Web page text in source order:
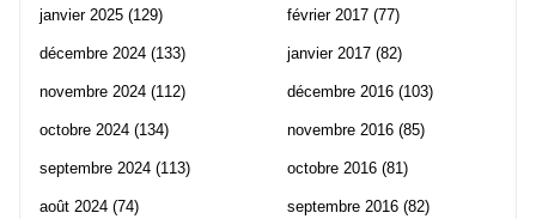
janvier 2025 (129)
décembre 2024 (133)
novembre 2024 (112)
octobre 2024 (134)
septembre 2024 (113)
août 2024 (74)
février 2017 (77)
janvier 2017 (82)
décembre 2016 (103)
novembre 2016 (85)
octobre 2016 (81)
septembre 2016 (82)